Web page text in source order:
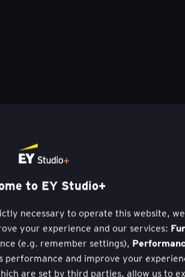
to EY Studio+
necessary to operate this website,
your experience and our services:
(e.g. remember settings),
performance and improve your
are set by third parties, allow us to